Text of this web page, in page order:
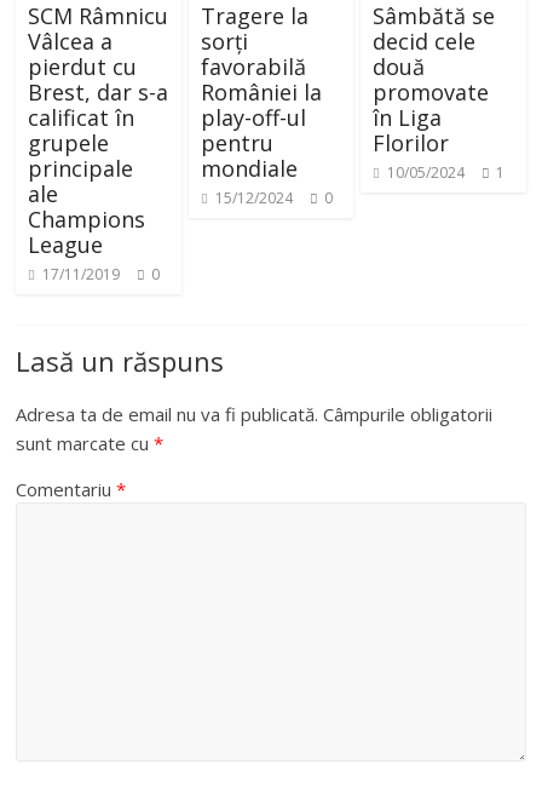
SCM Râmnicu
Vâlcea a
pierdut cu
Brest, dar s-a
calificat în
grupele
principale
ale
Champions
League
17/11/2019 0
Tragere la
sorți
favorabilă
României la
play-off-ul
pentru
mondiale
15/12/2024 0
Sâmbătă se
decid cele
două
promovate
în Liga
Florilor
10/05/2024 1
Lasă un răspuns
Adresa ta de email nu va fi publicată. Câmpurile obligatorii
sunt marcate cu*
Comentariu*